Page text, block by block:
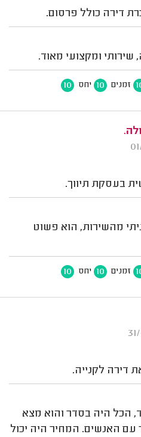
דירה כולל פרסום.
שירותי ומקצועי מאוד.
זמנים 10 יחס 10
בעסקת תיווך.
מהשירות, הוא פשוט
זמנים 10 יחס 10
דירה לקנייה.
הכל היה בסדר והוא מצא
עם האנשים. המחיר היה יכול